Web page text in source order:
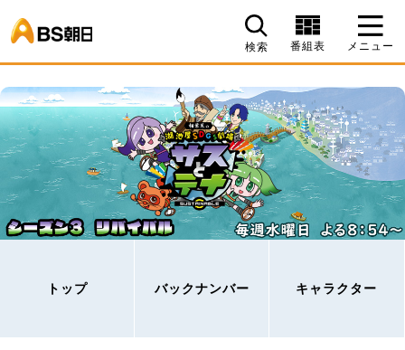
検索 番組表 メニュー
トップ バックナンバー キャラクター